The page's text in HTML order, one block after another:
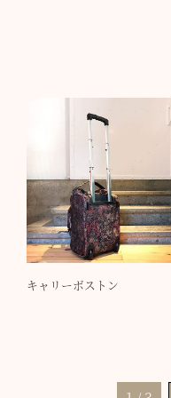
キャリーボストン